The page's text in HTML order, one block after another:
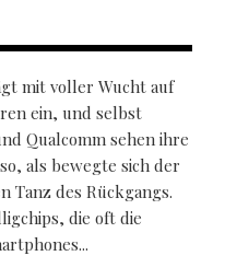
mit voller Wucht auf
ein, und selbst
Qualcomm sehen ihre
als bewegte sich der
Tanz des Rückgangs.
die oft die